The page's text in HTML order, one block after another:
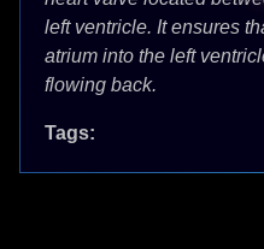
left ventricle. It ensures
atrium into the left
flowing back.
Tags: